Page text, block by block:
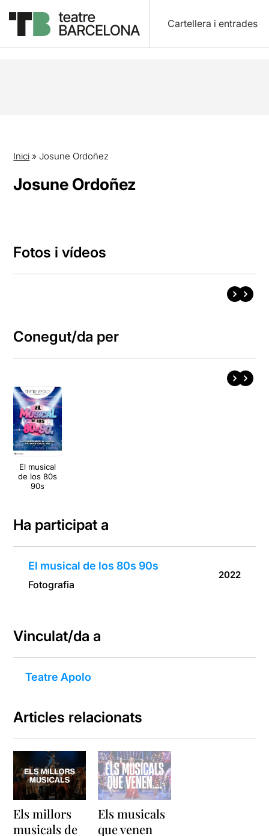
Cartellera i entrades
Inici » Josune Ordoñez
Josune Ordoñez
Fotos i vídeos
Conegut/da per
El musical
de los 80s
90s
Ha participat a
El musical de los 80s 90s
Fotografia
2022
Vinculat/da a
Teatre Apolo
Articles relacionats
Els millors
musicals de
Els musicals
que venen